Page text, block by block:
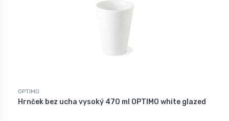
OPTIMO
Hrnček bez ucha vysoký 470 ml OPTIMO white glazed